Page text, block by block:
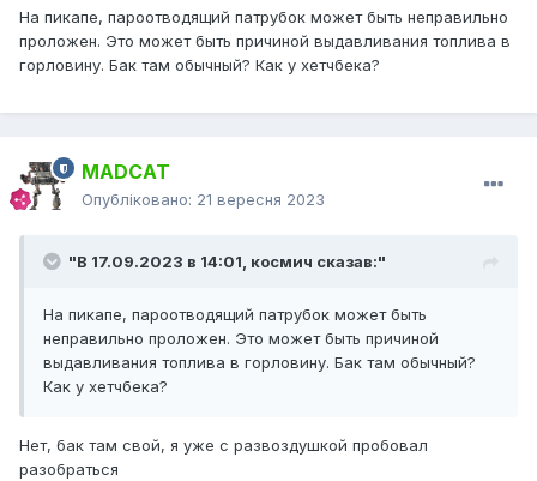
На пикапе, пароотводящий патрубок может быть неправильно
проложен. Это может быть причиной выдавливания топлива в
горловину. Бак там обычный? Как у хетчбека?
MADCAT
Опубліковано: 21 вересня 2023
"В 17.09.2023 в 14:01, космич сказав:"
На пикапе, пароотводящий патрубок может быть
неправильно проложен. Это может быть причиной
выдавливания топлива в горловину. Бак там обычный?
Как у хетчбека?
Нет, бак там свой, я уже с развоздушкой пробовал
разобраться